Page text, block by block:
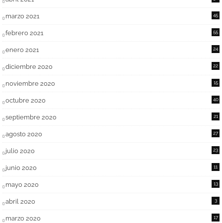
marzo 2021 45
febrero 2021 55
enero 2021 24
diciembre 2020 22
noviembre 2020 15
octubre 2020 40
septiembre 2020 21
agosto 2020 27
julio 2020 23
junio 2020 11
mayo 2020 13
abril 2020 3
marzo 2020 17